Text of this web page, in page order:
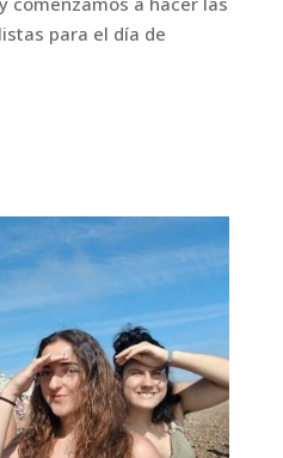
para el día de